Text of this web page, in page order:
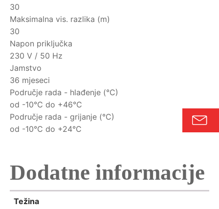
30
Maksimalna vis. razlika (m)
30
Napon priključka
230 V / 50 Hz
Jamstvo
36 mjeseci
Područje rada - hlađenje (°C)
od -10°C do +46°C
Područje rada - grijanje (°C)
od -10°C do +24°C
Dodatne informacije
Težina